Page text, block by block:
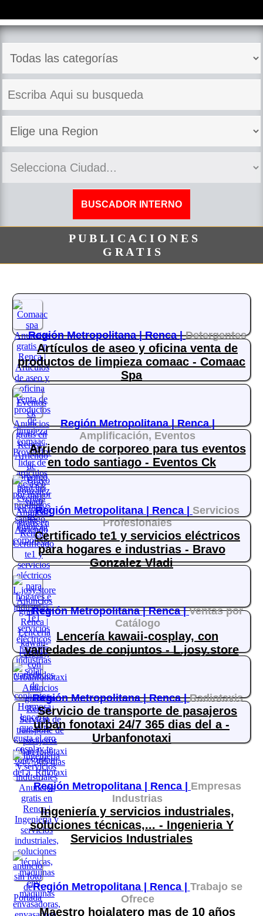
P U B L I C A C I O N E S
G R A T I S
Región Metropolitana |Renca |Detergentes
Artículos de aseo y oficina venta de
productos de limpieza comaac - Comaac
Spa
Región Metropolitana |Renca |
Amplificación, Eventos
Arriendo de corporeo para tus eventos
en todo santiago - Eventos Ck
Región Metropolitana | Renca | Servicios
Profesionales
Certificado te1 y servicios eléctricos
para hogares e industrias - Bravo
Gonzalez Vladi
Región Metropolitana |Renca |Ventas por
Catálogo
Lencería kawaii-cosplay, con
variedades de conjuntos - L.josy.store
Región Metropolitana |Renca |Radiotaxis
Servicio de transporte de pasajeros
urban fonotaxi 24/7 365 dias del a -
Urbanfonotaxi
Región Metropolitana | Renca | Empresas
Industrias
Ingeniería y servicios industriales,
soluciones técnicas,... - Ingenieria Y
Servicios Industriales
Región Metropolitana | Renca | Trabajo se
Ofrece
Maestro hojalatero mas de 10 años